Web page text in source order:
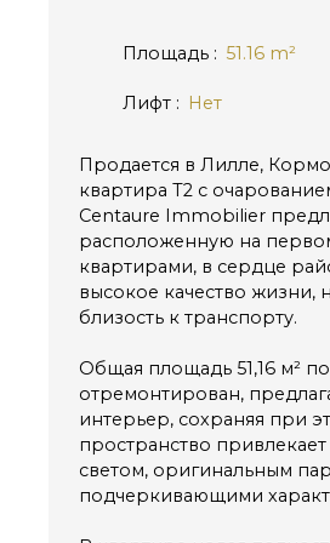
Площадь : 51.16 m²
Лифт : Нет
Продается в Лилле,
квартира T2 с
Centaure Immobilier
расположенную на
квартирами, в сердце
высокое качество жизни,
близость к транспорту.
Общая площадь 51,16 м²
отремонтирован,
интерьер, сохраняя при
пространство
светом, оригинальным
подчеркивающими